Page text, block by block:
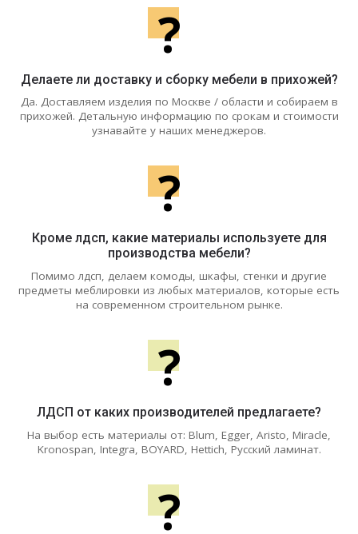
?
Делаете ли доставку и сборку мебели в прихожей?
Да. Доставляем изделия по Москве / области и собираем в
прихожей. Детальную информацию по срокам и стоимости
узнавайте у наших менеджеров.
?
Кроме лдсп, какие материалы используете для
производства мебели?
Помимо лдсп, делаем комоды, шкафы, стенки и другие
предметы меблировки из любых материалов, которые есть
на современном строительном рынке.
?
ЛДСП от каких производителей предлагаете?
На выбор есть материалы от: Blum, Egger, Aristo, Miracle,
Kronospan, Integra, BOYARD, Hettich, Русский ламинат.
?